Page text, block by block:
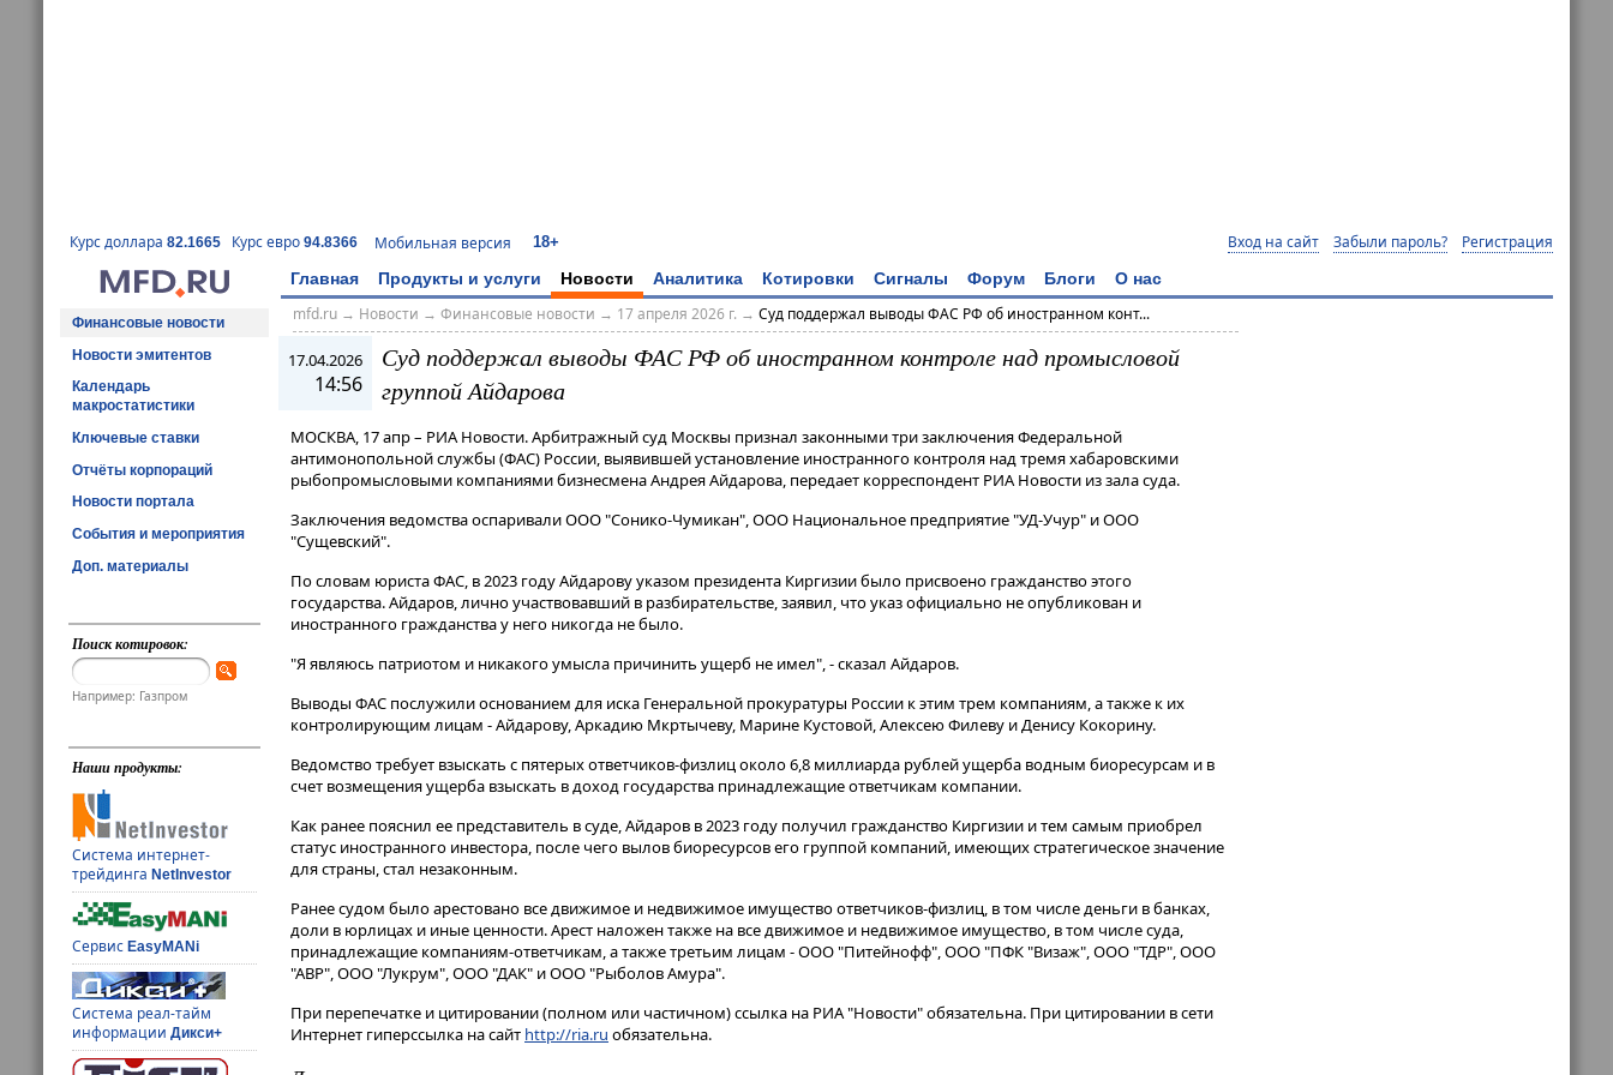
Курс доллара 82.1665 Курс евро 94.8366 Мобильная версия 18+ Вход на сайт Забыли пароль? Регистрация
Главная Продукты и услуги Новости Аналитика Котировки Сигналы Форум Блоги О нас
Финансовые новости
Новости эмитентов
Календарь
макростатистики
Ключевые ставки
Отчёты корпораций
Новости портала
События и мероприятия
Доп. материалы
Поиск котировок:
Например: Газпром
Наши продукты:
Система интернет-
трейдингаNetInvestor
СервисEasyMANi
Система реал-тайм
информацииДикси+
mfd.ru→ Новости → Финансовые новости → 17 апреля 2026 г. → Суд поддержал выводы ФАС РФ об иностранном конт...
17.04.2026
14:56
Суд поддержал выводы ФАС РФ об иностранном контроле над промысловой
группой Айдарова
МОСКВА, 17 апр – РИА Новости. Арбитражный суд Москвы признал законными три заключения Федеральной
антимонопольной службы (ФАС) России, выявившей установление иностранного контроля над тремя хабаровскими
рыбопромысловыми компаниями бизнесмена Андрея Айдарова, передает корреспондент РИА Новости из зала суда.
Заключения ведомства оспаривали ООО "Сонико-Чумикан", ООО Национальное предприятие "УД-Учур" и ООО
"Сущевский"​​​.
По словам юриста ФАС, в 2023 году Айдарову указом президента Киргизии было присвоено гражданство этого
государства. Айдаров, лично участвовавший в разбирательстве, заявил, что указ официально не опубликован и
иностранного гражданства у него никогда не было.
"Я являюсь патриотом и никакого умысла причинить ущерб не имел", - сказал Айдаров.
Выводы ФАС послужили основанием для иска Генеральной прокуратуры России к этим трем компаниям, а также к их
контролирующим лицам - Айдарову, Аркадию Мкртычеву, Марине Кустовой, Алексею Филеву и Денису Кокорину.
Ведомство требует взыскать с пятерых ответчиков-физлиц около 6,8 миллиарда рублей ущерба водным биоресурсам и в
счет возмещения ущерба взыскать в доход государства принадлежащие ответчикам компании.
Как ранее пояснил ее представитель в суде, Айдаров в 2023 году получил гражданство Киргизии и тем самым приобрел
статус иностранного инвестора, после чего вылов биоресурсов его группой компаний, имеющих стратегическое значение
для страны, стал незаконным.
Ранее судом было арестовано все движимое и недвижимое имущество ответчиков-физлиц, в том числе деньги в банках,
доли в юрлицах и иные ценности. Арест наложен также на все движимое и недвижимое имущество, в том числе суда,
принадлежащие компаниям-ответчикам, а также третьим лицам - ООО "Питейнофф", ООО "ПФК "Визаж", ООО "ТДР", ООО
"АВР", ООО "Лукрум", ООО "ДАК" и ООО "Рыболов Амура".
При перепечатке и цитировании (полном или частичном) ссылка на РИА "Новости" обязательна. При цитировании в сети
Интернет гиперссылка на сайт http://ria.ru обязательна.